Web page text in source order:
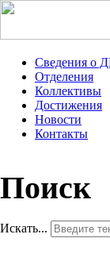
Сведения о
Отделения
Коллективы
Достижения
Новости
Контакты
Поиск
Искать...